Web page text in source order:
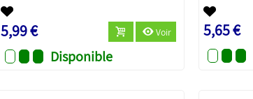
5,99 € Voir
Disponible
5,65 €